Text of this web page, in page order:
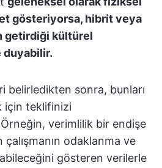
gösteriyorsa, hibrit veya
getirdiği kültürel
duyabilir.
belirledikten sonra, bunları
için teklifinizi
verimlilik bir endişe
odaklanma ve
gösteren verilerle